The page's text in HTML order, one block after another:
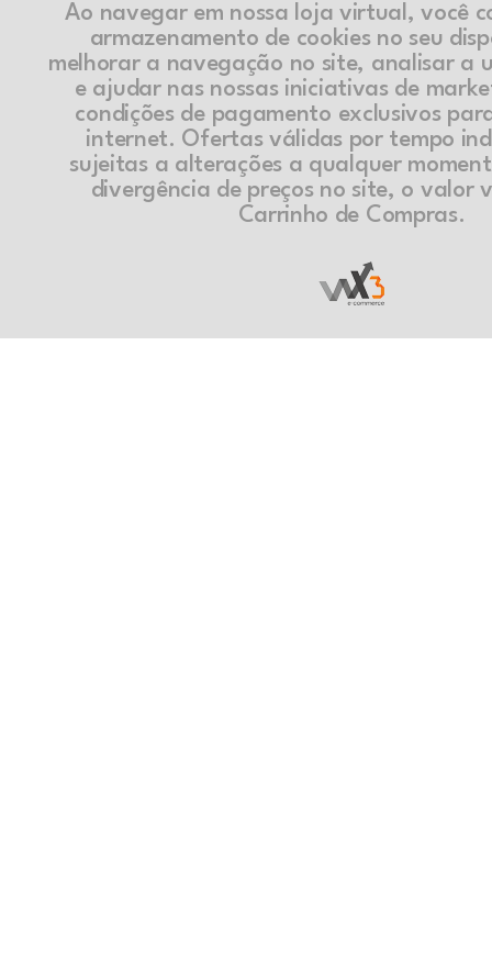
Ao navegar em nossa loja virtual, você
armazenamento de cookies no seu
melhorar a navegação no site, analisar a
e ajudar nas nossas iniciativas de
condições de pagamento exclusivos
internet. Ofertas válidas por tempo
sujeitas a alterações a qualquer
divergência de preços no site, o valor
Carrinho de Compras.